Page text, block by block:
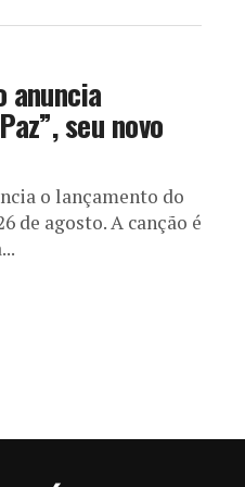
anuncia
seu novo
o lançamento do
de agosto. A canção é